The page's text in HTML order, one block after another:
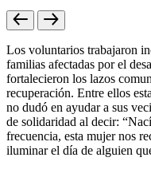
Los voluntarios trabajaron
familias afectadas por el
fortalecieron los lazos
recuperación. Entre ellos
no dudó en ayudar a sus
de solidaridad al decir:
frecuencia, esta mujer nos
iluminar el día de alguien